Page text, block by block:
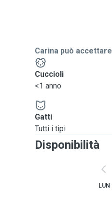
Carina può accettare
Cuccioli
<1 anno
Gatti
Tutti i tipi
Disponibilità
LUN